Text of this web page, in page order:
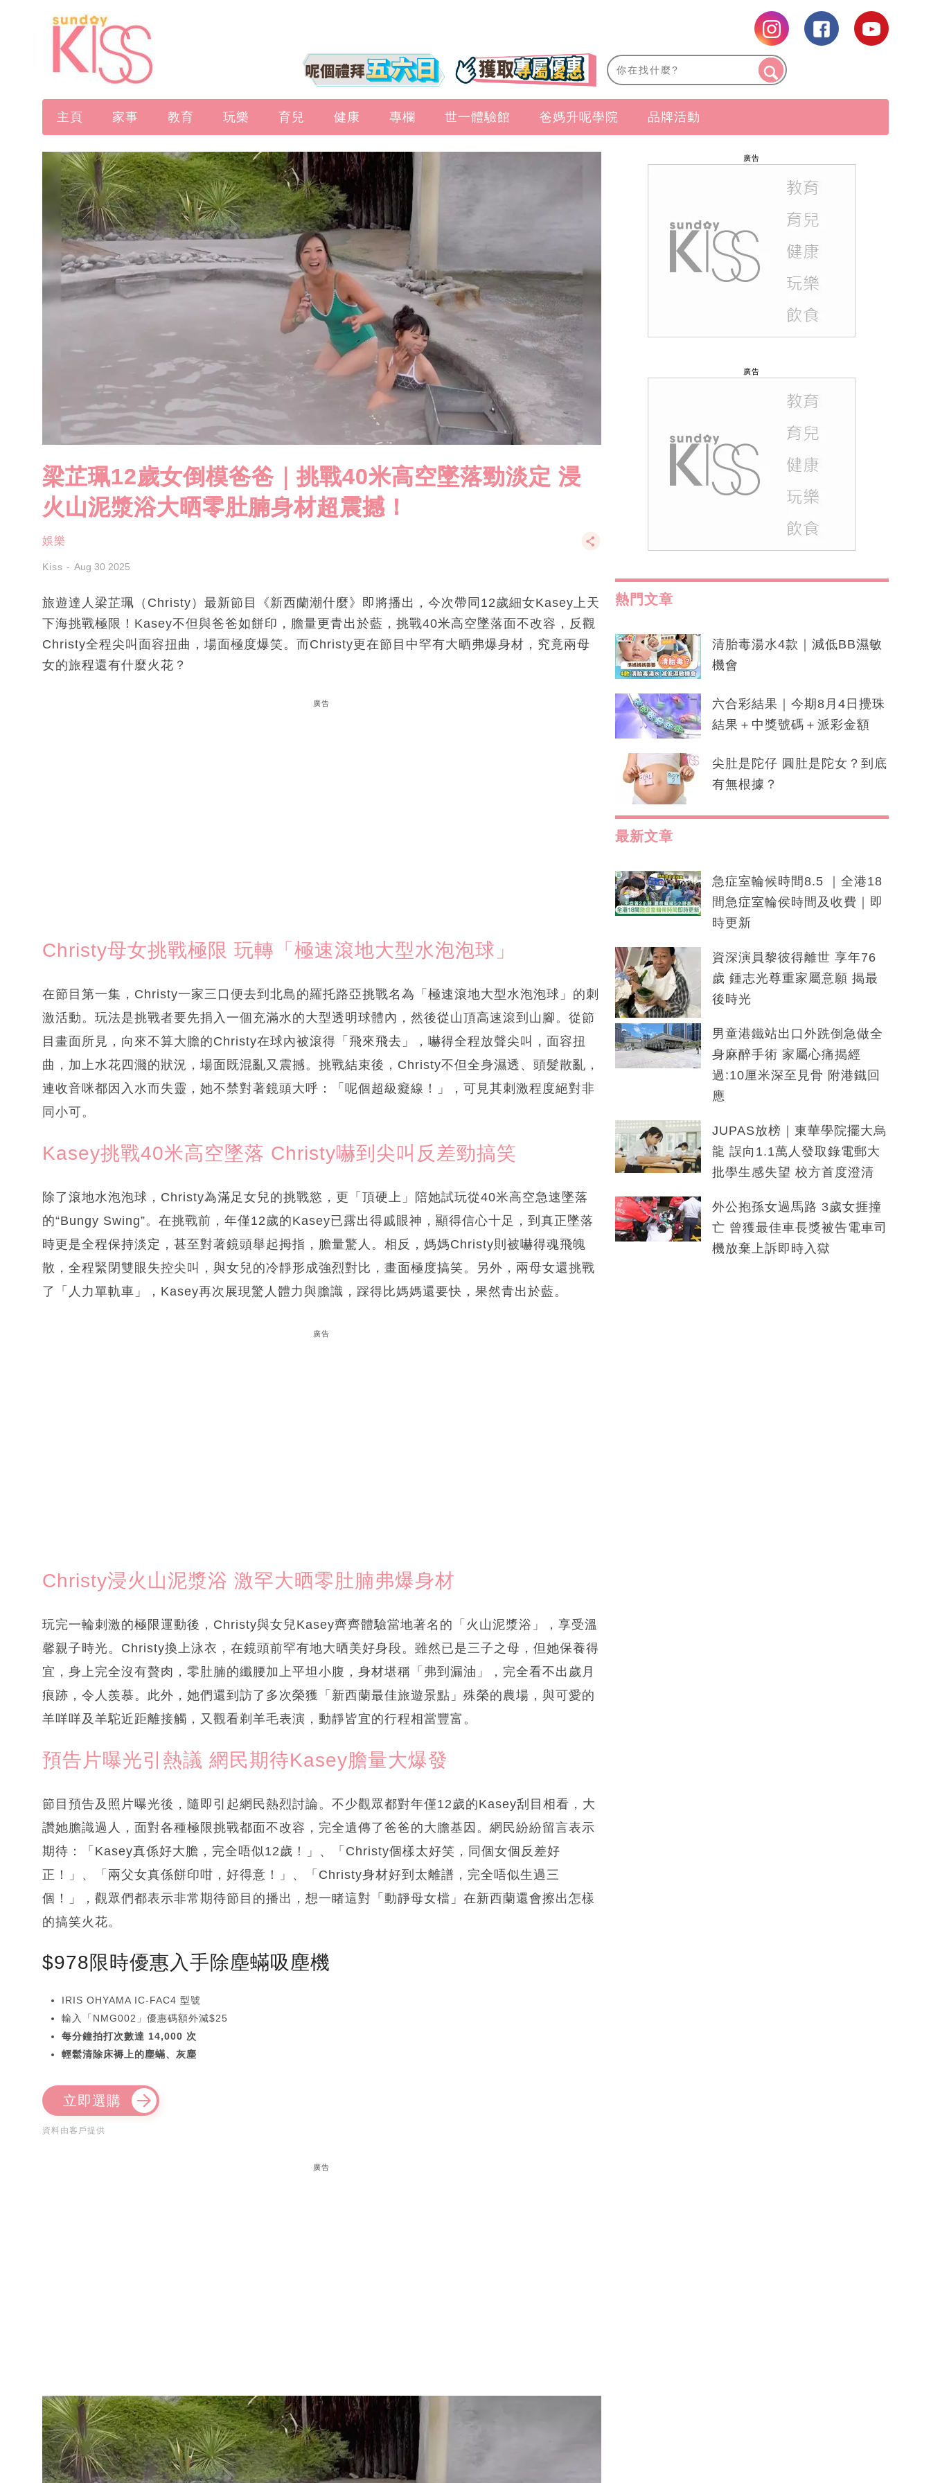
主頁 家事 教育 玩樂 育兒 健康 專欄 世一體驗館 爸媽升呢學院 品牌活動
梁芷珮12歲女倒模爸爸｜挑戰40米高空墜落勁淡定 浸
火山泥漿浴大晒零肚腩身材超震撼！
娛樂
Kiss Aug 30 2025
旅遊達人梁芷珮（Christy）最新節目《新西蘭潮什麼》即將播出，今次帶同12歲細女Kasey上天
下海挑戰極限！Kasey不但與爸爸如餅印，膽量更青出於藍，挑戰40米高空墜落面不改容，反觀
Christy全程尖叫面容扭曲，場面極度爆笑。而Christy更在節目中罕有大晒弗爆身材，究竟兩母
女的旅程還有什麼火花？
廣告
Christy母女挑戰極限 玩轉「極速滾地大型水泡泡球」
在節目第一集，Christy一家三口便去到北島的羅托路亞挑戰名為「極速滾地大型水泡泡球」的刺
激活動。玩法是挑戰者要先捐入一個充滿水的大型透明球體內，然後從山頂高速滾到山腳。從節
目畫面所見，向來不算大膽的Christy在球內被滾得「飛來飛去」，嚇得全程放聲尖叫，面容扭
曲，加上水花四濺的狀況，場面既混亂又震撼。挑戰結束後，Christy不但全身濕透、頭髮散亂，
連收音咪都因入水而失靈，她不禁對著鏡頭大呼：「呢個超級癡線！」，可見其刺激程度絕對非
同小可。
Kasey挑戰40米高空墜落 Christy嚇到尖叫反差勁搞笑
除了滾地水泡泡球，Christy為滿足女兒的挑戰慾，更「頂硬上」陪她試玩從40米高空急速墜落
的“Bungy Swing”。在挑戰前，年僅12歲的Kasey已露出得戚眼神，顯得信心十足，到真正墜落
時更是全程保持淡定，甚至對著鏡頭舉起拇指，膽量驚人。相反，媽媽Christy則被嚇得魂飛魄
散，全程緊閉雙眼失控尖叫，與女兒的冷靜形成強烈對比，畫面極度搞笑。另外，兩母女還挑戰
了「人力單軌車」，Kasey再次展現驚人體力與膽識，踩得比媽媽還要快，果然青出於藍。
廣告
Christy浸火山泥漿浴 激罕大晒零肚腩弗爆身材
玩完一輪刺激的極限運動後，Christy與女兒Kasey齊齊體驗當地著名的「火山泥漿浴」，享受溫
馨親子時光。Christy換上泳衣，在鏡頭前罕有地大晒美好身段。雖然已是三子之母，但她保養得
宜，身上完全沒有贅肉，零肚腩的纖腰加上平坦小腹，身材堪稱「弗到漏油」，完全看不出歲月
痕跡，令人羨慕。此外，她們還到訪了多次榮獲「新西蘭最佳旅遊景點」殊榮的農場，與可愛的
羊咩咩及羊駝近距離接觸，又觀看剃羊毛表演，動靜皆宜的行程相當豐富。
預告片曝光引熱議 網民期待Kasey膽量大爆發
節目預告及照片曝光後，隨即引起網民熱烈討論。不少觀眾都對年僅12歲的Kasey刮目相看，大
讚她膽識過人，面對各種極限挑戰都面不改容，完全遺傳了爸爸的大膽基因。網民紛紛留言表示
期待：「Kasey真係好大膽，完全唔似12歲！」、「Christy個樣太好笑，同個女個反差好
正！」、「兩父女真係餅印咁，好得意！」、「Christy身材好到太離譜，完全唔似生過三
個！」，觀眾們都表示非常期待節目的播出，想一睹這對「動靜母女檔」在新西蘭還會擦出怎樣
的搞笑火花。
$978限時優惠入手除塵蟎吸塵機
IRIS OHYAMA IC-FAC4 型號
輸入「NMG002」優惠碼額外減$25
每分鐘拍打次數達 14,000 次
輕鬆清除床褥上的塵蟎、灰塵
立即選購
資料由客戶提供
廣告
廣告
廣告
熱門文章
清胎毒湯水4款｜減低BB濕敏
機會
六合彩結果｜今期8月4日攪珠
結果＋中獎號碼＋派彩金額
尖肚是陀仔 圓肚是陀女？到底
有無根據？
最新文章
急症室輪候時間8.5 ｜全港18
間急症室輪侯時間及收費｜即
時更新
資深演員黎彼得離世 享年76
歲 鍾志光尊重家屬意願 揭最
後時光
男童港鐵站出口外跣倒急做全
身麻醉手術 家屬心痛揭經
過:10厘米深至見骨 附港鐵回
應
JUPAS放榜｜東華學院擺大烏
龍 誤向1.1萬人發取錄電郵大
批學生感失望 校方首度澄清
外公抱孫女過馬路 3歲女捱撞
亡 曾獲最佳車長獎被告電車司
機放棄上訴即時入獄